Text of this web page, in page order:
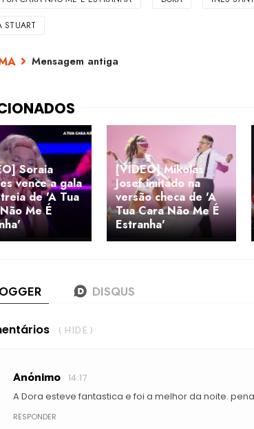
STUART
Mensagem antiga
Soraia
vence a gala
de 'A Tua
Me É
[VÍDEO] Mikolas
Josef imitado na
versão checa de 'A
Tua Cara Não Me É
Estranha'
( HIDE )
Anónimo 14:17
A Dora esteve fantastica e foi a melhor da noite.
RESPONDER